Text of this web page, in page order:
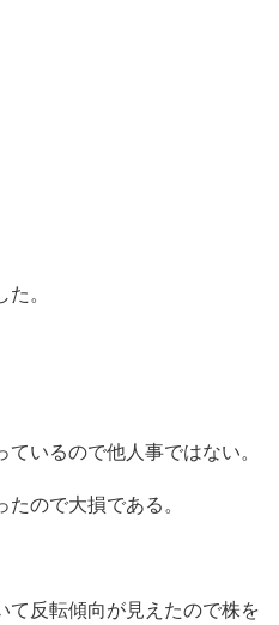
。
いるので他人事ではない。
ので大損である。
て反転傾向が見えたので株を